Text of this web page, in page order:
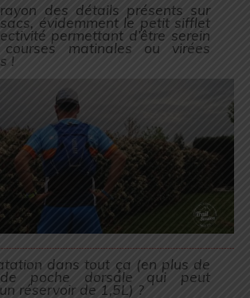
des détails présents sur
évidemment le petit sifflet
permettant d’être serein
matinales ou virées
!
dans tout ça (en plus de
poche dorsale qui peut
réservoir de 1,5L ) ?